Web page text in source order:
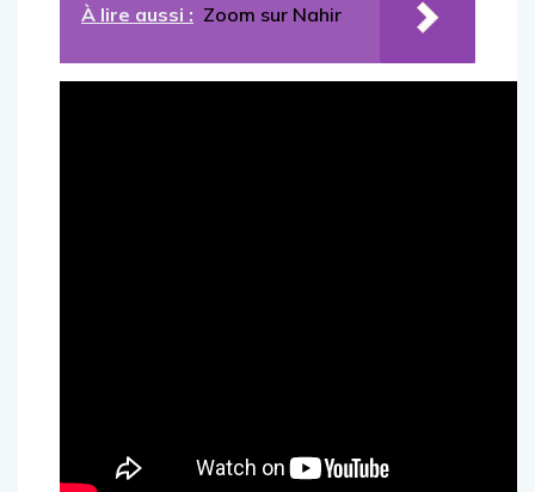
À lire aussi : Zoom sur Nahir